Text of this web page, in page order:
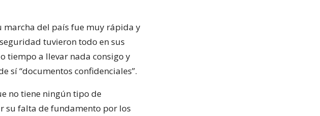
marcha del país fue muy rápida y
tuvieron todo en sus
tiempo a llevar nada consigo y
sí “documentos confidenciales”.
no tiene ningún tipo de
su falta de fundamento por los